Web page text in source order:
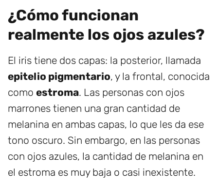
¿Cómo funcionan
realmente los ojos azules?
El iris tiene dos capas: la posterior, llamada
epitelio pigmentario, y la frontal, conocida
como estroma. Las personas con ojos
marrones tienen una gran cantidad de
melanina en ambas capas, lo que les da ese
tono oscuro. Sin embargo, en las personas
con ojos azules, la cantidad de melanina en
el estroma es muy baja o casi inexistente.